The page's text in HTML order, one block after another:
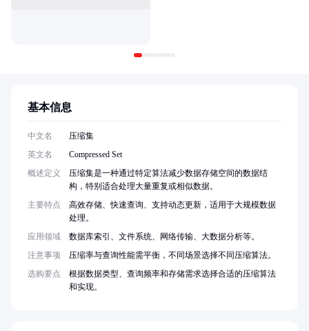
基本信息
中文名
压缩集
英文名
Compressed Set
概述定义
压缩集是一种通过特定算法减少数据存储空间的数据结
构，特别适合处理大量重复或相似数据。
主要特点
高效存储、快速查询、支持动态更新，适用于大规模数据
处理。
应用领域
数据库索引、文件系统、网络传输、大数据分析等。
注意事项
压缩率与查询性能需平衡，不同场景选择不同压缩算法。
选购要点
根据数据类型、查询频率和存储需求选择合适的压缩算法
和实现。